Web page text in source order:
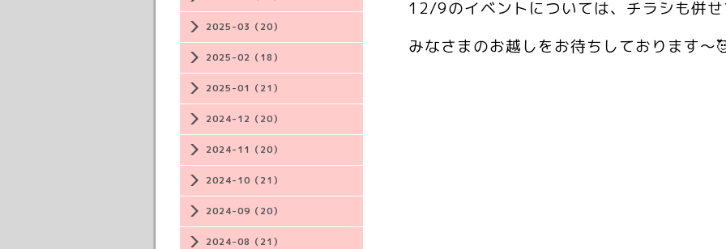
2025-03（20）
2025-02（18）
2025-01（21）
2024-12（20）
2024-11（20）
2024-10（21）
2024-09（20）
2024-08（21）
12/9のイベントについては、チラシも併
みなさまのお越しをお待ちしております～